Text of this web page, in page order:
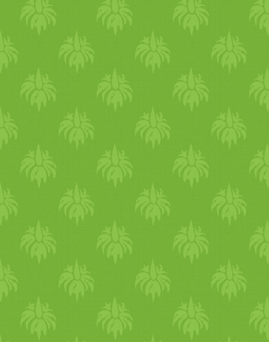
szénhidrátokat kezdj
Akik Vata alaktúaknak az
különösen odafigyelni
hidegés szél hatására
izmokat, nyakmerevséget,
puffadást, száraz köhögést,
zavart, bőrszárazságot. A
könnyen hoz létre
a legyengült iszervezetük
a kórokozókra is. Ne